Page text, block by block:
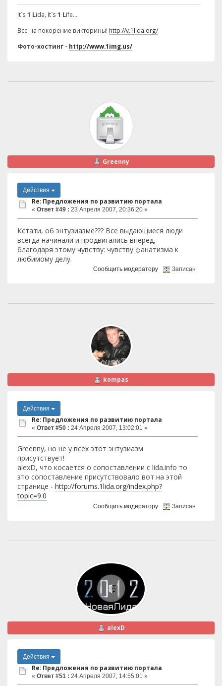
It`s 1 Lida, It`s 1 Life...
Все на покорение викторины! http://v.1lida.org/
Фото-хостинг - http://www.1img.us/
Greenny
Действия
Re: Предложения по развитию портала
« Ответ #49 : 23 Апреля 2007, 20:36:20 »
Кстати, об энтузиазме??? Все выдающиеся люди
всегда начинали и продвигались вперед,
благодаря этому чувству: чувству фанатизма к
любимому делу.
Сообщить модератору Записан
kompas
Действия
Re: Предложения по развитию портала
« Ответ #50 : 24 Апреля 2007, 13:02:01 »
Greenny, но не у всех этот энтузиазм
присутствует!
alexD, что косается о сопоставлении с lida.info то
это сопоставление присутствовало вот на этой
странице - http://forums.1lida.org/index.php?
topic=9.0
Сообщить модератору Записан
alexD
Действия
Re: Предложения по развитию портала
« Ответ #51 : 24 Апреля 2007, 14:55:01 »